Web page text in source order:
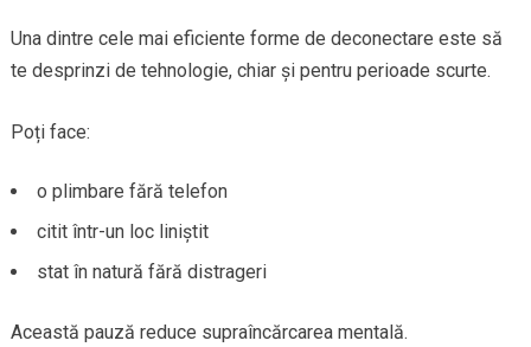
Una dintre cele mai eficiente forme de deconectare este să
te desprinzi de tehnologie, chiar și pentru perioade scurte.
Poți face:
o plimbare fără telefon
citit într-un loc liniștit
stat în natură fără distrageri
Această pauză reduce supraîncărcarea mentală.